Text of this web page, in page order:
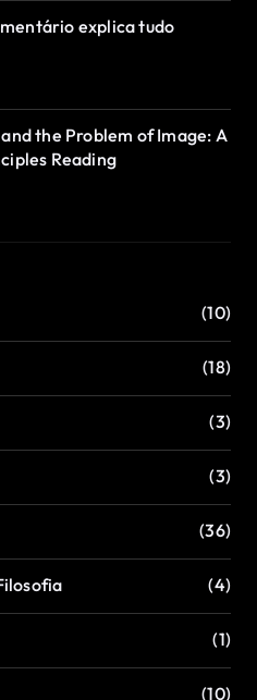
explica tudo
the Problem of Image: A
Reading
(10)
(18)
(3)
(3)
(36)
(4)
(1)
(10)